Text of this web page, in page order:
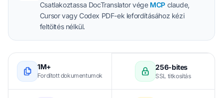
Csatlakoztassa DocTranslator vége MCP claude,
Cursor vagy Codex PDF-ek lefordításához kézi
feltöltés nélkül.
1M+
Fordított dokumentumok
256-bites
SSL titkosítás